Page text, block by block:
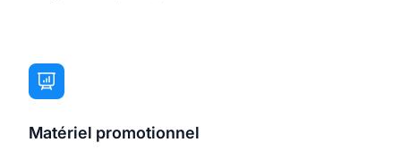
Matériel promotionnel